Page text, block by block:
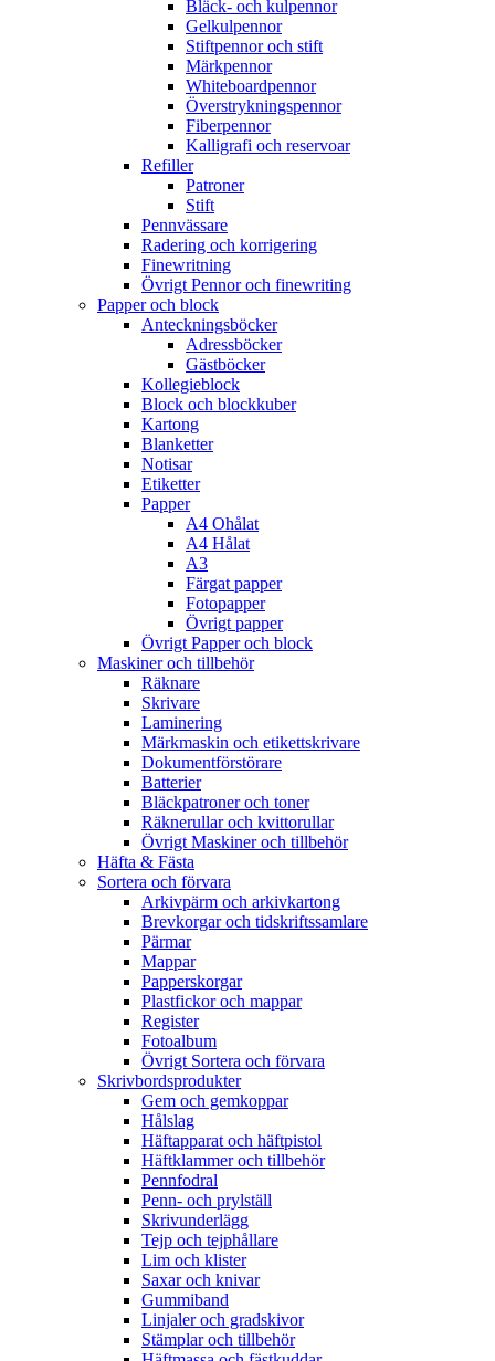
Bläck- och kulpennor
Gelkulpennor
Stiftpennor och stift
Märkpennor
Whiteboardpennor
Överstrykningspennor
Fiberpennor
Kalligrafi och reservoar
Refiller
Patroner
Stift
Pennvässare
Radering och korrigering
Finewritning
Övrigt Pennor och finewriting
Papper och block
Anteckningsböcker
Adressböcker
Gästböcker
Kollegieblock
Block och blockkuber
Kartong
Blanketter
Notisar
Etiketter
Papper
A4 Ohålat
A4 Hålat
A3
Färgat papper
Fotopapper
Övrigt papper
Övrigt Papper och block
Maskiner och tillbehör
Räknare
Skrivare
Laminering
Märkmaskin och etikettskrivare
Dokumentförstörare
Batterier
Bläckpatroner och toner
Räknerullar och kvittorullar
Övrigt Maskiner och tillbehör
Häfta & Fästa
Sortera och förvara
Arkivpärm och arkivkartong
Brevkorgar och tidskriftssamlare
Pärmar
Mappar
Papperskorgar
Plastfickor och mappar
Register
Fotoalbum
Övrigt Sortera och förvara
Skrivbordsprodukter
Gem och gemkoppar
Hålslag
Häftapparat och häftpistol
Häftklammer och tillbehör
Pennfodral
Penn- och prylställ
Skrivunderlägg
Tejp och tejphållare
Lim och klister
Saxar och knivar
Gummiband
Linjaler och gradskivor
Stämplar och tillbehör